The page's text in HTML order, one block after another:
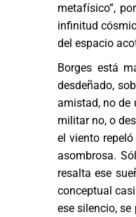
metafísico”,
infinitud
del espacio
Borges está
desdeñado,
amistad, no de
militar no, o
el viento
asombrosa.
resalta ese
conceptual
ese silencio,